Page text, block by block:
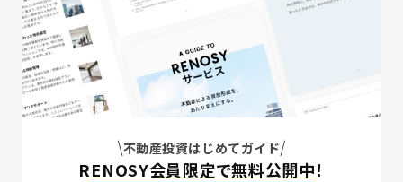
不動産投資はじめてガイド
RENOSY会員限定で無料公開中！